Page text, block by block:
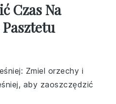
Czas Na
: Zmiel orzechy i
aby zaoszczędzić